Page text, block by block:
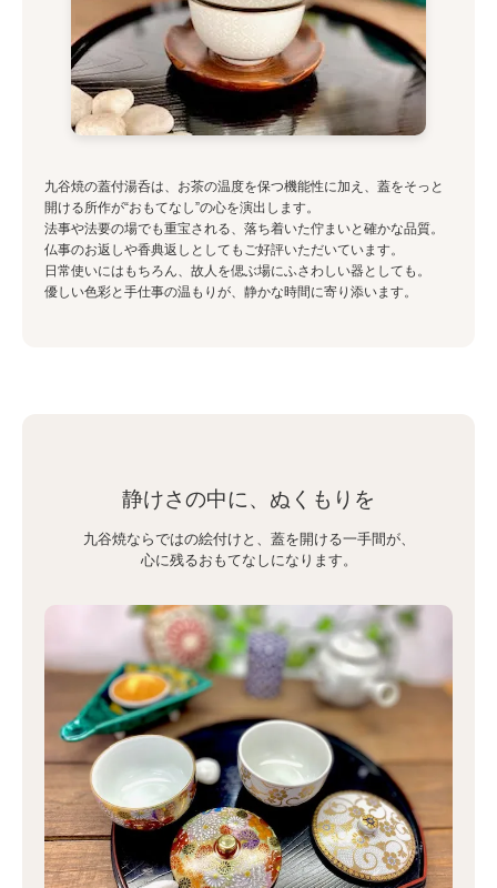
九谷焼の蓋付湯呑は、お茶の温度を保つ機能性に加え、蓋をそっと
開ける所作が“おもてなし”の心を演出します。
法事や法要の場でも重宝される、落ち着いた佇まいと確かな品質。
仏事のお返しや香典返しとしてもご好評いただいています。
日常使いにはもちろん、故人を偲ぶ場にふさわしい器としても。
優しい色彩と手仕事の温もりが、静かな時間に寄り添います。
静けさの中に、ぬくもりを
九谷焼ならではの絵付けと、蓋を開ける一手間が、
心に残るおもてなしになります。